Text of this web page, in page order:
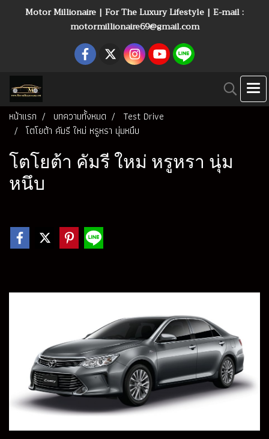
Motor Millionaire | For The Luxury Lifestyle | E-mail :
motormillionaire69@gmail.com
หน้าแรก บทความทั้งหมด
Test Drive
โตโยต้า คัมรี ใหม่ หรูหรา นุ่มหนึบ
โตโยต้า คัมรี ใหม่ หรูหรา นุ่ม
หนึบ